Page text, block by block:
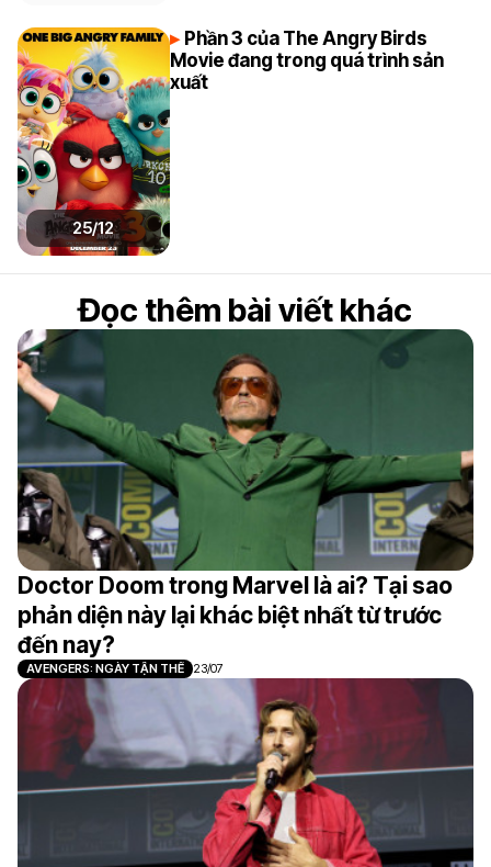
25/12
Phần 3 của The Angry Birds
Movie đang trong quá trình sản
xuất
Đọc thêm bài viết khác
Doctor Doom trong Marvel là ai? Tại sao
phản diện này lại khác biệt nhất từ trước
đến nay?
AVENGERS: NGÀY TẬN THẾ 23/07